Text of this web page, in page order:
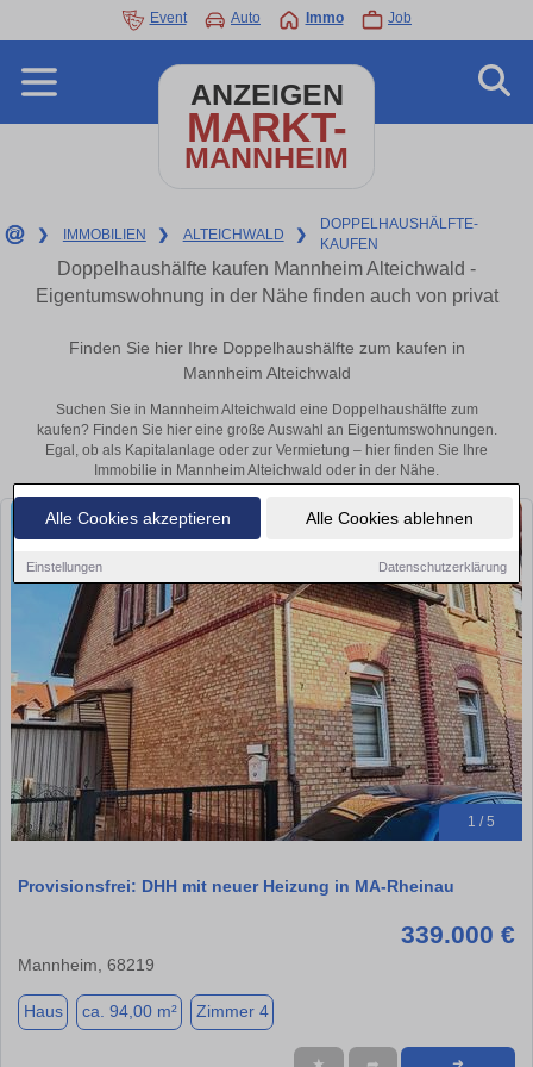
Alle Cookies akzeptieren Alle Cookies ablehnen
Einstellungen Datenschutzerklärung
Event Auto Immo Job
ANZEIGEN
MARKT-
MANNHEIM
❯ IMMOBILIEN ❯ ALTEICHWALD ❯
DOPPELHAUSHÄLFTE-
KAUFEN
Doppelhaushälfte kaufen Mannheim Alteichwald -
Eigentumswohnung in der Nähe finden auch von privat
Finden Sie hier Ihre Doppelhaushälfte zum kaufen in
Mannheim Alteichwald
Suchen Sie in Mannheim Alteichwald eine Doppelhaushälfte zum
kaufen? Finden Sie hier eine große Auswahl an Eigentumswohnungen.
Egal, ob als Kapitalanlage oder zur Vermietung – hier finden Sie Ihre
Immobilie in Mannheim Alteichwald oder in der Nähe.
1 / 5
Provisionsfrei: DHH mit neuer Heizung in MA-Rheinau
339.000 €
Mannheim, 68219
Haus ca. 94,00 m² Zimmer 4